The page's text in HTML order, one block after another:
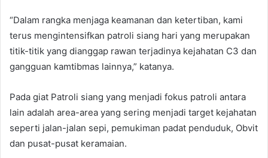
“Dalam rangka menjaga keamanan dan ketertiban, kami
terus mengintensifkan patroli siang hari yang merupakan
titik-titik yang dianggap rawan terjadinya kejahatan C3 dan
gangguan kamtibmas lainnya,” katanya.
Pada giat Patroli siang yang menjadi fokus patroli antara
lain adalah area-area yang sering menjadi target kejahatan
seperti jalan-jalan sepi, pemukiman padat penduduk, Obvit
dan pusat-pusat keramaian.